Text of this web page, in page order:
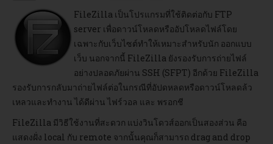
DOWNLOAD
HOME
ซอฟต์แวร์
ข่าว
FileZilla เป็นโปรแกรมที่ใช้ติดต่อกับ FTP
server เพื่อดาวน์โหลดหรืออัปโหลดไฟล์โดย
เฉพาะกับเว็บไซต์ทำให้เหมาะสำหรับนัก ออกแบบ
เว็บ นอกจากนี้ FileZilla ยังรองรับการถ่ายไฟล์
อย่างปลอดภัยผ่าน SSH (SFPT) อีกด้วย FileZilla
รองรับการกลับมาถ่ายไฟล์ต่อในกรณีที่อัปดหลดหรือดาวน์โหลดล้ว
เหลวและทำงาน ได้ดีผ่าน ไฟร์วอล และ พรอกชี
FileZilla มีวิธีใช้งานที่สะดวก แบ่งวินโดวส์ออกเป็นสองส่วน คือ
แสดงฝั่ง local กับ remote จากนั้นคุณก็สามารถ drag and drop